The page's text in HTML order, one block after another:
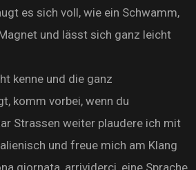
es sich voll, wie ein Schwamm,
und lässt sich ganz leicht
kenne und die ganz
komm vorbei, wenn du
Strassen weiter plaudere ich mit
und freue mich am Klang